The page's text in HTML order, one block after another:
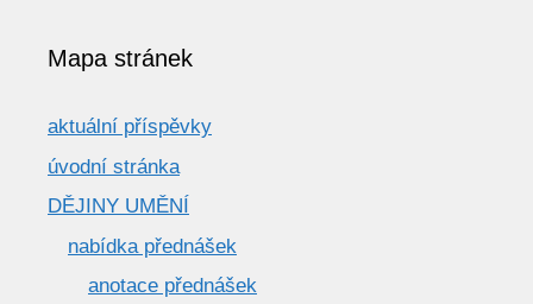
Mapa stránek
aktuální příspěvky
úvodní stránka
DĚJINY UMĚNÍ
nabídka přednášek
anotace přednášek